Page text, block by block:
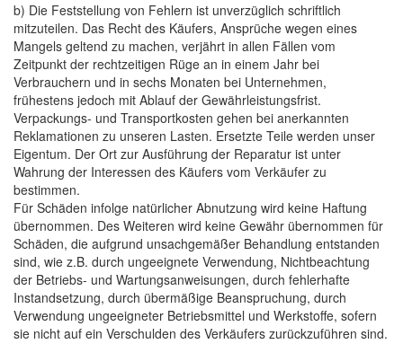
b) Die Feststellung von Fehlern ist unverzüglich schriftlich
mitzuteilen. Das Recht des Käufers, Ansprüche wegen eines
Mangels geltend zu machen, verjährt in allen Fällen vom
Zeitpunkt der rechtzeitigen Rüge an in einem Jahr bei
Verbrauchern und in sechs Monaten bei Unternehmen,
frühestens jedoch mit Ablauf der Gewährleistungsfrist.
Verpackungs- und Transportkosten gehen bei anerkannten
Reklamationen zu unseren Lasten. Ersetzte Teile werden unser
Eigentum. Der Ort zur Ausführung der Reparatur ist unter
Wahrung der Interessen des Käufers vom Verkäufer zu
bestimmen.
Für Schäden infolge natürlicher Abnutzung wird keine Haftung
übernommen. Des Weiteren wird keine Gewähr übernommen für
Schäden, die aufgrund unsachgemäßer Behandlung entstanden
sind, wie z.B. durch ungeeignete Verwendung, Nichtbeachtung
der Betriebs- und Wartungsanweisungen, durch fehlerhafte
Instandsetzung, durch übermäßige Beanspruchung, durch
Verwendung ungeeigneter Betriebsmittel und Werkstoffe, sofern
sie nicht auf ein Verschulden des Verkäufers zurückzuführen sind.